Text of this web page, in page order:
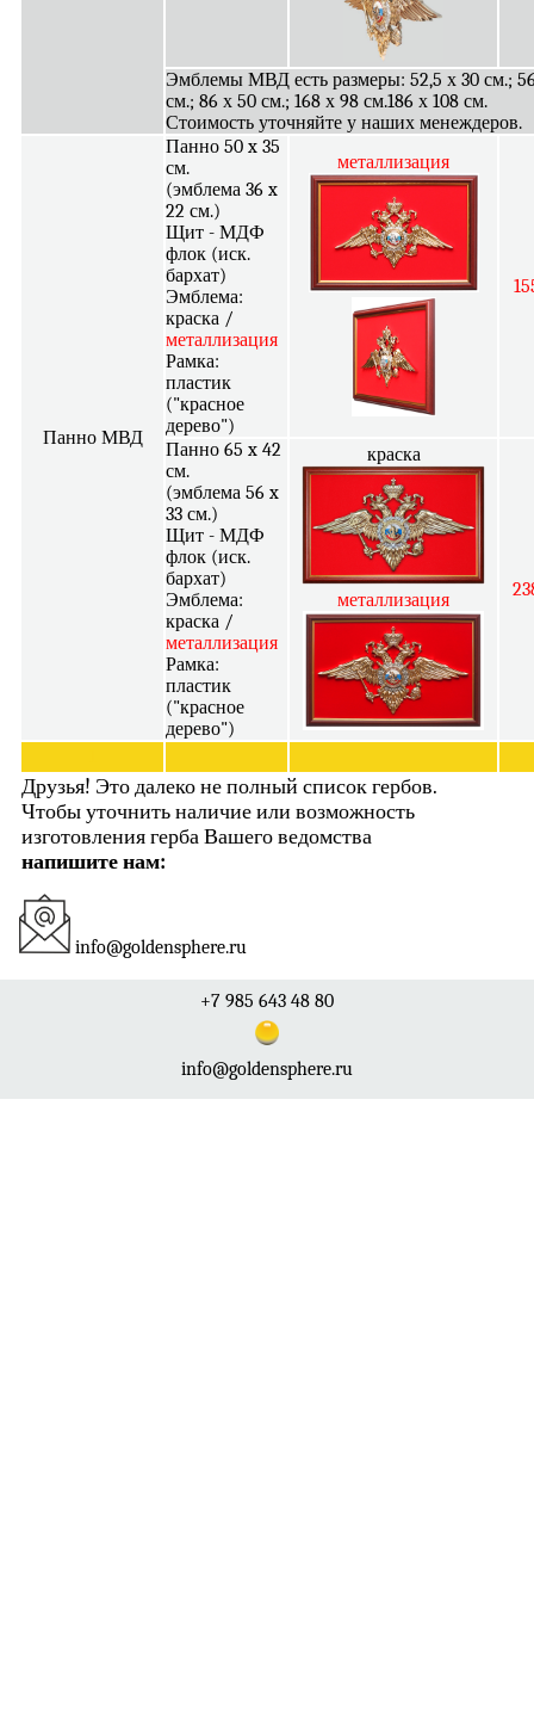
Эмблемы МВД есть размеры: 52,5 х 30 см.;
см.; 86 х 50 см.; 168 х 98 см.186 х 108 см.
Стоимость уточняйте у наших менеждеров.
Панно МВД
Панно 50 x 35
см.
(эмблема 36 x
22 см.)
Щит - МДФ
флок (иск.
бархат)
Эмблема:
краска /
металлизация
Рамка:
пластик
("красное
дерево")
металлизация
Панно 65 x 42
см.
(эмблема 56 x
33 см.)
Щит - МДФ
флок (иск.
бархат)
Эмблема:
краска /
металлизация
Рамка:
пластик
("красное
дерево")
краска
металлизация
Друзья! Это далеко не полный список гербов.
Чтобы уточнить наличие или возможность
изготовления герба Вашего ведомства
напишите нам:
info@goldensphere.ru
+7 985 643 48 80
info@goldensphere.ru